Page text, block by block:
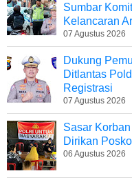
Sumbar
Kelancaran
07 Agustus 2026
Dukung
Ditlantas
Registrasi
07 Agustus 2026
Sasar
Dirikan
06 Agustus 2026